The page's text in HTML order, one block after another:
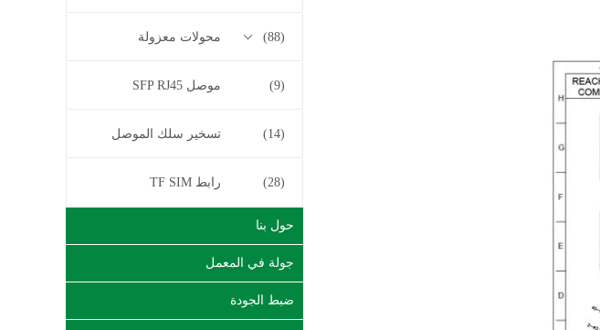
محولات معزولة (88)
موصل SFP RJ45 (9)
تسخير سلك الموصل (14)
رابط TF SIM (28)
حول بنا
جولة في المعمل
ضبط الجودة